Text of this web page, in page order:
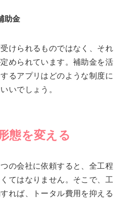
助金
けられるものではなく、それ
められています。補助金を活
るアプリはどのような制度に
いでしょう。
態を変える
の会社に依頼すると、全工程
てはなりません。そこで、工
れば、トータル費用を抑える